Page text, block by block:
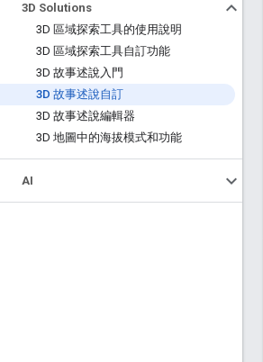
3D Solutions
3D 區域探索工具的使用說明
3D 區域探索工具自訂功能
3D 故事述說入門
3D 故事述說自訂
3D 故事述說編輯器
3D 地圖中的海拔模式和功能
AI